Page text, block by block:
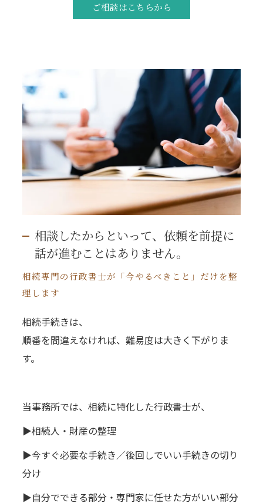
ご相談はこちらから
相談したからといって、依頼を前提に
話が進むことはありません。
相続専門の行政書士が「今やるべきこと」だけを整
理します
相続手続きは、
順番を間違えなければ、難易度は大きく下がりま
す。
当事務所では、相続に特化した行政書士が、
▶相続人・財産の整理
▶今すぐ必要な手続き／後回しでいい手続きの切り
分け
▶自分でできる部分・専門家に任せた方がいい部分